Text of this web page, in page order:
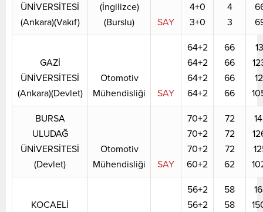
ÜNİVERSİTESİ
(Ankara)(Vakıf)
(İngilizce)
(Burslu)
SAY
4+0
3+0
4
3
GAZİ
ÜNİVERSİTESİ
(Ankara)(Devlet)
Otomotiv
Mühendisliği
SAY
64+2
64+2
64+2
64+2
66
66
66
66
BURSA
ULUDAĞ
ÜNİVERSİTESİ
(Devlet)
Otomotiv
Mühendisliği
SAY
70+2
70+2
70+2
60+2
72
72
72
62
KOCAELİ
56+2
56+2
58
58